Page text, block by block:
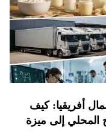
أفريقيا: كيف
المحلي إلى ميزة